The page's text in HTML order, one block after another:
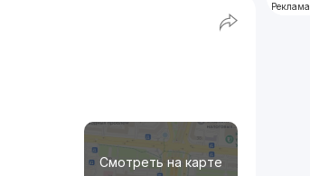
Смотреть на карте
Реклама